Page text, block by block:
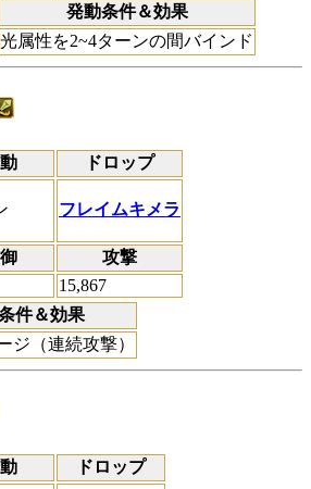
発動条件＆効果
光属性を2~4ターンの間バインド
ドロップ
フレイムキメラ
攻撃
15,867
件＆効果
ジ（連続攻撃）
ドロップ